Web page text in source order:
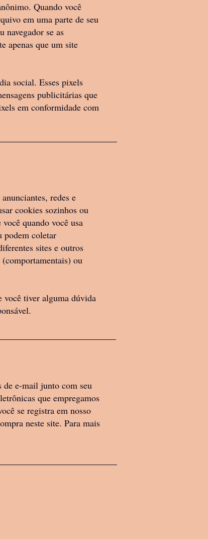
nossos
exercer
quaisquer
de
nosso critério.
Qualquer
Quando você
em uma parte de seu
navegador se as
apenas que um site
social. Esses pixels
publicitárias que
em conformidade com
redes e
cookies sozinhos ou
quando você usa
podem coletar
sites e outros
(comportamentais) ou
você tiver alguma dúvida
de e-mail junto com seu
que empregamos
se registra em nosso
neste site. Para mais